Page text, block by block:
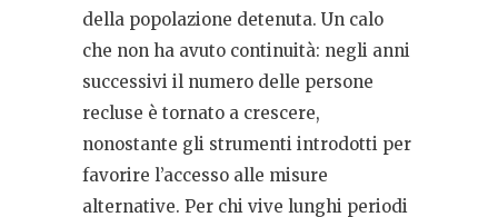
della popolazione detenuta. Un calo
che non ha avuto continuità: negli anni
successivi il numero delle persone
recluse è tornato a crescere,
nonostante gli strumenti introdotti per
favorire l’accesso alle misure
alternative. Per chi vive lunghi periodi